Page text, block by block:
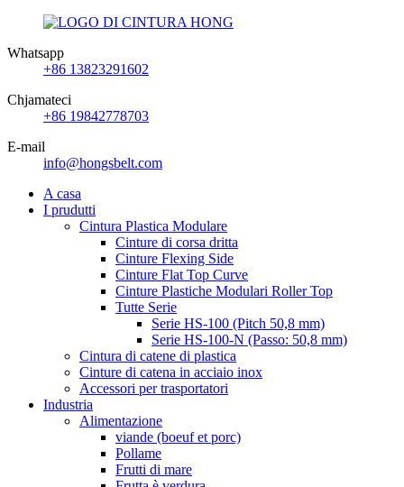
Whatsapp
+86 13823291602
Chjamateci
+86 19842778703
E-mail
info@hongsbelt.com
A casa
I prudutti
Cintura Plastica Modulare
Cinture di corsa dritta
Cinture Flexing Side
Cinture Flat Top Curve
Cinture Plastiche Modulari Roller Top
Tutte Serie
Serie HS-100 (Pitch 50,8 mm)
Serie HS-100-N (Passo: 50,8 mm)
Cintura di catene di plastica
Cinture di catena in acciaio inox
Accessori per trasportatori
Industria
Alimentazione
viande (boeuf et porc)
Pollame
Frutti di mare